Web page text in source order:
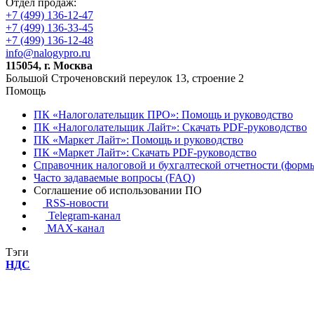
Отдел продаж:
+7 (499) 136-12-47
+7 (499) 136-33-45
+7 (499) 136-12-48
info@nalogypro.ru
115054, г. Москва
Большой Строченовский переулок 13, строение 2
Помощь
ПК «Налоголательщик ПРО»: Помощь и руководство
ПК «Налоголательщик Лайт»: Скачать PDF-руководство
ПК «Маркет Лайт»: Помощь и руководство
ПК «Маркет Лайт»: Скачать PDF-руководство
Справочник налоговой и бухгалтеской отчетности
Часто задаваемые вопросы (FAQ)
Соглашение об использовании ПО
RSS-новости
Telegram-канал
MAX-канал
Тэги
НДС